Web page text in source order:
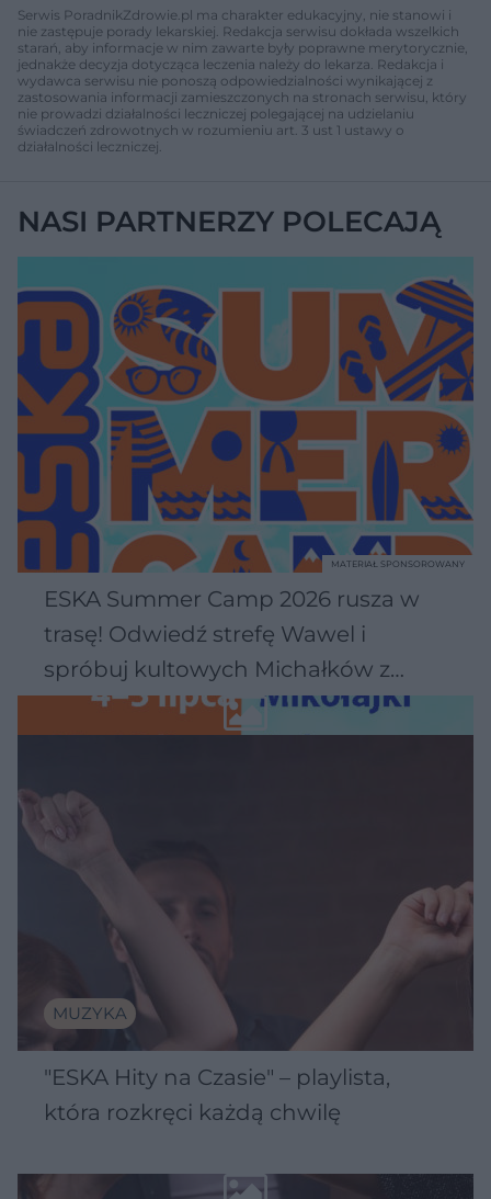
Serwis PoradnikZdrowie.pl ma charakter edukacyjny, nie stanowi i
nie zastępuje porady lekarskiej. Redakcja serwisu dokłada wszelkich
starań, aby informacje w nim zawarte były poprawne merytorycznie,
jednakże decyzja dotycząca leczenia należy do lekarza. Redakcja i
wydawca serwisu nie ponoszą odpowiedzialności wynikającej z
zastosowania informacji zamieszczonych na stronach serwisu, który
nie prowadzi działalności leczniczej polegającej na udzielaniu
świadczeń zdrowotnych w rozumieniu art. 3 ust 1 ustawy o
działalności leczniczej.
NASI PARTNERZY POLECAJĄ
ESKA Summer Camp 2026 rusza w
trasę! Odwiedź strefę Wawel i
spróbuj kultowych Michałków z
Wawelu
MATERIAŁ SPONSOROWANY
MUZYKA
"ESKA Hity na Czasie" – playlista,
która rozkręci każdą chwilę